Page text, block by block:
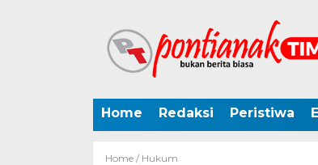
Home Redaksi Peristiwa
Home / Hukum